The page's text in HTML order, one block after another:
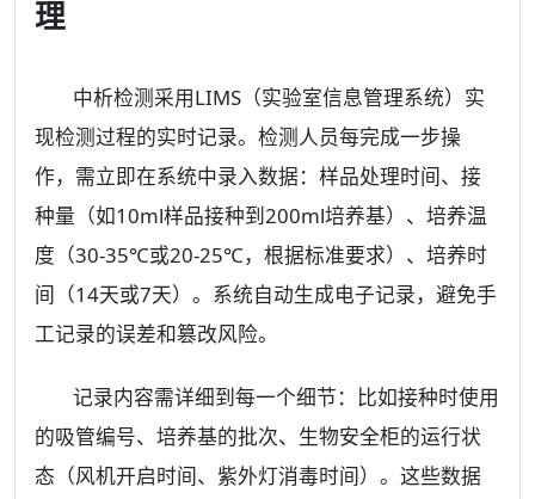
理
中析检测采用LIMS（实验室信息管理系统）实
现检测过程的实时记录。检测人员每完成一步操
作，需立即在系统中录入数据：样品处理时间、接
种量（如10ml样品接种到200ml培养基）、培养温
度（30-35℃或20-25℃，根据标准要求）、培养时
间（14天或7天）。系统自动生成电子记录，避免手
工记录的误差和篡改风险。
记录内容需详细到每一个细节：比如接种时使用
的吸管编号、培养基的批次、生物安全柜的运行状
态（风机开启时间、紫外灯消毒时间）。这些数据